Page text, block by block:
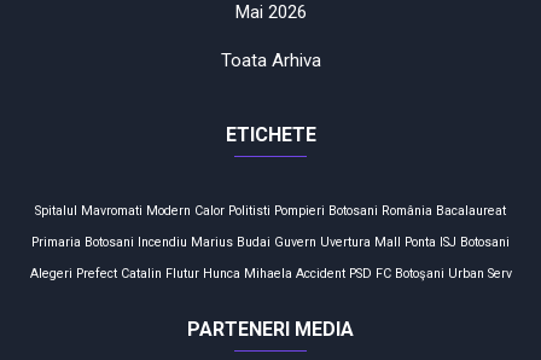
Mai 2026
Toata Arhiva
ETICHETE
Spitalul Mavromati Modern Calor Politisti Pompieri Botosani România Bacalaureat
Primaria Botosani Incendiu Marius Budai Guvern Uvertura Mall Ponta ISJ Botosani
Alegeri Prefect Catalin Flutur Hunca Mihaela Accident PSD FC Botoşani Urban Serv
PARTENERI MEDIA